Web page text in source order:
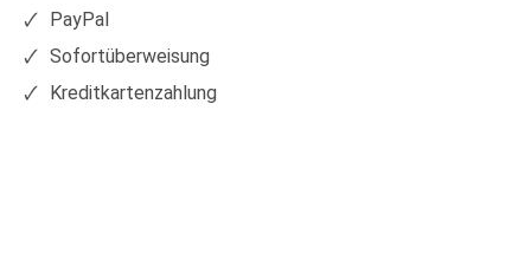
PayPal
Sofortüberweisung
Kreditkartenzahlung